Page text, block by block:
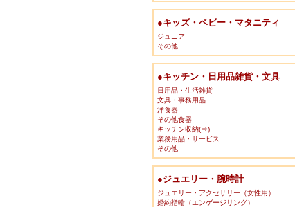
●キッズ・ベビー・マタニティ
ジュニア
その他
●キッチン・日用品雑貨・文具
日用品・生活雑貨
文具・事務用品
洋食器
その他食器
キッチン収納(⇒)
業務用品・サービス
その他
●ジュエリー・腕時計
ジュエリー・アクセサリー（女性用）
婚約指輪（エンゲージリング）